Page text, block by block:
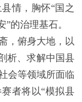
情，胸怀“国之
的治理基石。
，俯身大地，以
析、求解中国县
会等领域所面临
者将以“模拟县